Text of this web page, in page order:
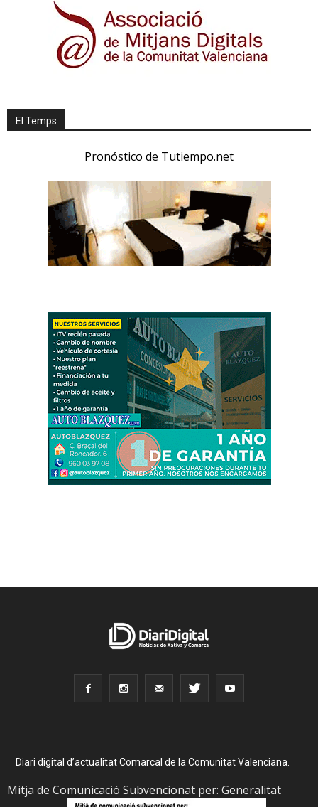
El Temps
Pronóstico de Tutiempo.net
Diari digital d’actualitat Comarcal de la Comunitat Valenciana.
Mitja de Comunicació Subvencionat per: Generalitat